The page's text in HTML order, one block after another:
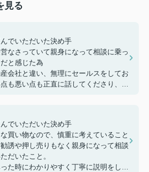
見る
でいただいた決め手
営なさっていて親身になって相談に乗っ
と感じた為
産会社と違い、無理にセールスをしてお
も悪い点も正直に話してくださり、好
、良かった点、もっとこうして欲しか
の様子を連絡いただけたり、急な質問
応してくださりとても助かりました。
とうございました。
でいただいた決め手
買い物なので、慎重に考えていること
誘や押し売りもなく親身になって相談
だいたこと。
た時にわかりやすく丁寧に説明をして